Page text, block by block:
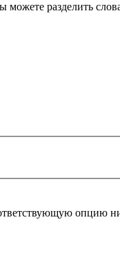
можете разделить
опцию